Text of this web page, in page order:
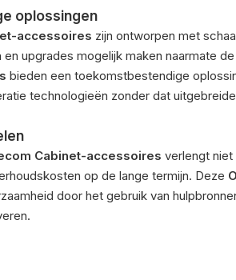
oplossingen
accessoires zijn ontworpen met
upgrades mogelijk maken naarmate
bieden een toekomstbestendige
technologieën zonder dat
Cabinet-accessoires verlengt niet
op de lange termijn. Deze
door het gebruik van